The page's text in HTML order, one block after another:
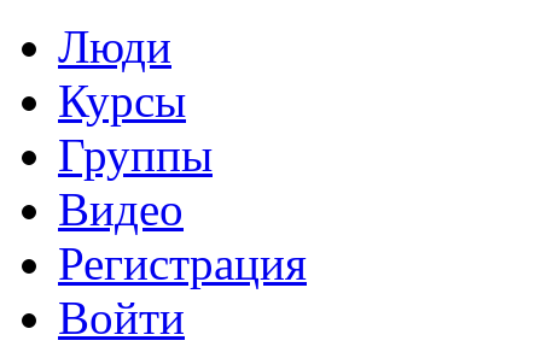
Люди
Курсы
Группы
Видео
Регистрация
Войти